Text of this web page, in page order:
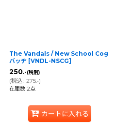
The Vandals / New School Cog
バッヂ [VNDL-NSCG]
250.-(税別)
(税込: 275.-)
在庫数 2点
カートに入れる